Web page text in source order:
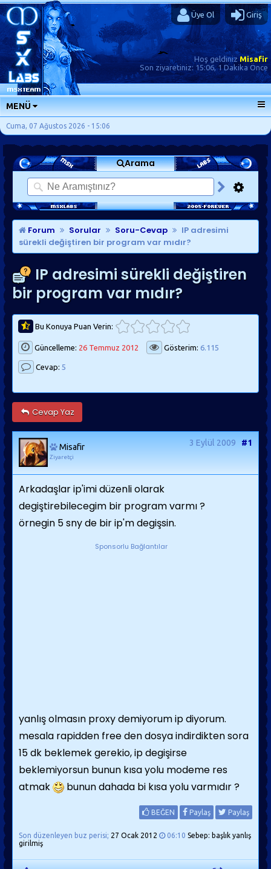
Üye Ol Giriş
Hoş geldinizMisafir
Son ziyaretiniz: 15:06, 1 Dakika Önce
MENÜ
ANA SAYFA
FORUMLAR
SORU-CEVAP
GÜNLÜKLER
SON MESAJLAR
KISAYOLLAR
Cuma, 07 Ağustos 2026 - 15:06
Arama
Forum Sorular Soru-Cevap
IP adresimi
sürekli değiştiren bir program var mıdır?
IP adresimi sürekli değiştiren
bir program var mıdır?
Bu Konuya Puan Verin:
Güncelleme: 26 Temmuz 2012 Gösterim: 6.115
Cevap: 5
Cevap Yaz
Misafir
Ziyaretçi
3 Eylül 2009 #1
Arkadaşlar ip'imi düzenli olarak
degiştirebilecegim bir program varmı ?
örnegin 5 sny de bir ip'm degişsin.
Sponsorlu Bağlantılar
yanlış olmasın proxy demiyorum ip diyorum.
mesala rapidden free den dosya indirdikten sora
15 dk beklemek gerekio, ip degişirse
beklemiyorsun bunun kısa yolu modeme res
atmak
bunun dahada bi kısa yolu varmıdır ?
BEĞEN Paylaş Paylaş
Son düzenleyen buz perisi; 27 Ocak 2012 06:10 Sebep: başlık yanlış
girilmiş